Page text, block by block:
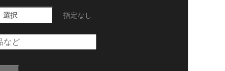
選択 指定なし